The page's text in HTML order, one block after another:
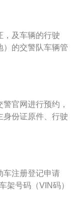
合同，此时，需
和车辆旧号牌拆
到办理提挡的地
天有效期。
，及车辆的行驶
）的交警队车辆管
案（交提挡费），
，拍照、选择号牌
理所领取的临时
领取新车牌，并安
官网进行预约，
身份证原件、行驶
主要领取变更
验窗口对车辆进
证管理窗口交回车
车注册登记申请
架号码（VIN码）
属控制上牌的车